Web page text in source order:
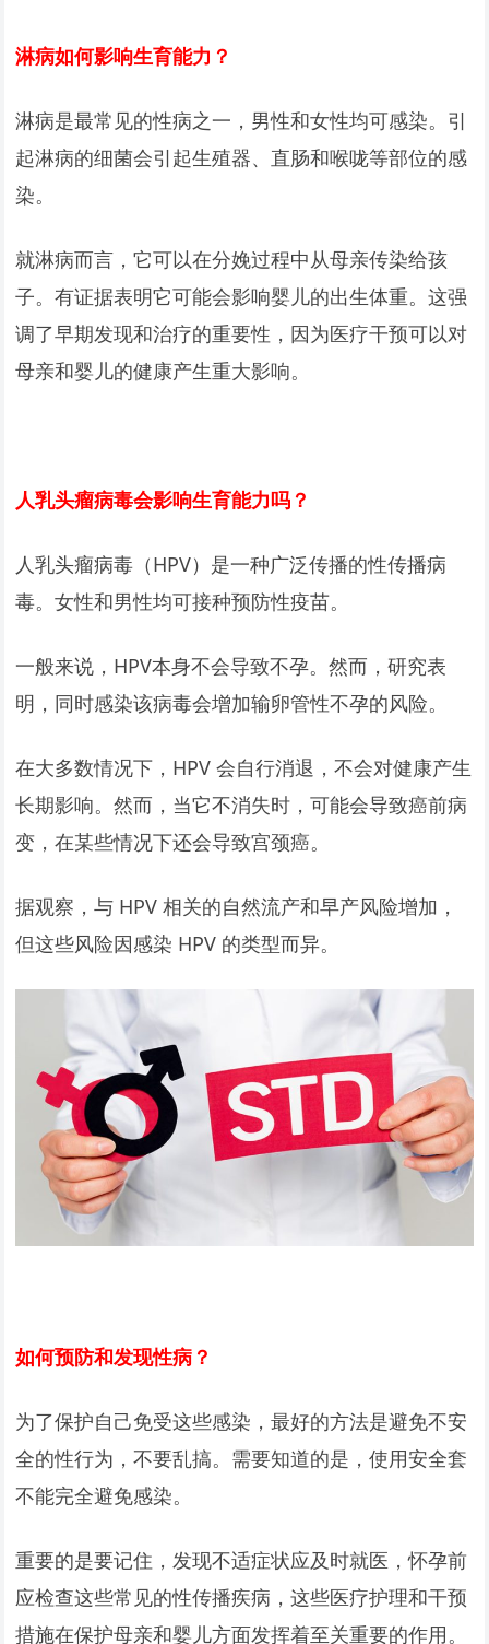
淋病如何影响生育能力？
淋病是最常见的性病之一，男性和女性均可感染。引
起淋病的细菌会引起生殖器、直肠和喉咙等部位的感
染。
就淋病而言，它可以在分娩过程中从母亲传染给孩
子。有证据表明它可能会影响婴儿的出生体重。这强
调了早期发现和治疗的重要性，因为医疗干预可以对
母亲和婴儿的健康产生重大影响。
人乳头瘤病毒会影响生育能力吗？
人乳头瘤病毒（HPV）是一种广泛传播的性传播病
毒。女性和男性均可接种预防性疫苗。
一般来说，HPV本身不会导致不孕。然而，研究表
明，同时感染该病毒会增加输卵管性不孕的风险。
在大多数情况下，HPV 会自行消退，不会对健康产生
长期影响。然而，当它不消失时，可能会导致癌前病
变，在某些情况下还会导致宫颈癌。
据观察，与 HPV 相关的自然流产和早产风险增加，
但这些风险因感染 HPV 的类型而异。
如何预防和发现性病？
为了保护自己免受这些感染，最好的方法是避免不安
全的性行为，不要乱搞。需要知道的是，使用安全套
不能完全避免感染。
重要的是要记住，发现不适症状应及时就医，怀孕前
应检查这些常见的性传播疾病，这些医疗护理和干预
措施在保护母亲和婴儿方面发挥着至关重要的作用。